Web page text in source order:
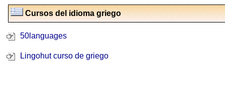
Cursos del idioma griego
50languages
Lingohut curso de griego